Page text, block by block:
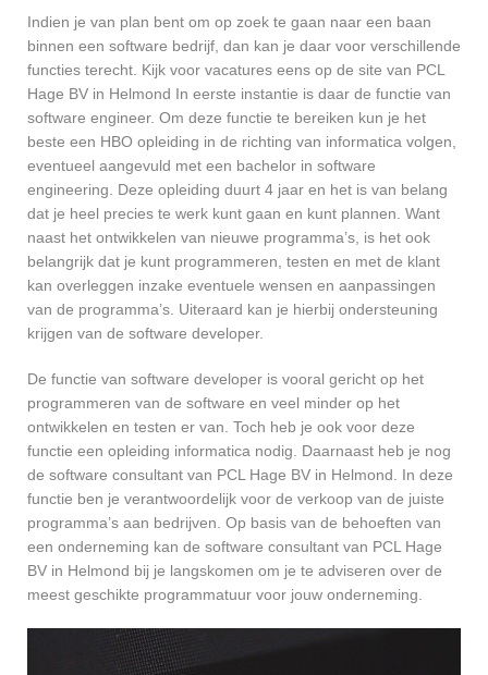
Indien je van plan bent om op zoek te gaan naar een baan
binnen een software bedrijf, dan kan je daar voor verschillende
functies terecht. Kijk voor vacatures eens op de site van PCL
Hage BV in Helmond In eerste instantie is daar de functie van
software engineer. Om deze functie te bereiken kun je het
beste een HBO opleiding in de richting van informatica volgen,
eventueel aangevuld met een bachelor in software
engineering. Deze opleiding duurt 4 jaar en het is van belang
dat je heel precies te werk kunt gaan en kunt plannen. Want
naast het ontwikkelen van nieuwe programma’s, is het ook
belangrijk dat je kunt programmeren, testen en met de klant
kan overleggen inzake eventuele wensen en aanpassingen
van de programma’s. Uiteraard kan je hierbij ondersteuning
krijgen van de software developer.
De functie van software developer is vooral gericht op het
programmeren van de software en veel minder op het
ontwikkelen en testen er van. Toch heb je ook voor deze
functie een opleiding informatica nodig. Daarnaast heb je nog
de software consultant van PCL Hage BV in Helmond. In deze
functie ben je verantwoordelijk voor de verkoop van de juiste
programma’s aan bedrijven. Op basis van de behoeften van
een onderneming kan de software consultant van PCL Hage
BV in Helmond bij je langskomen om je te adviseren over de
meest geschikte programmatuur voor jouw onderneming.